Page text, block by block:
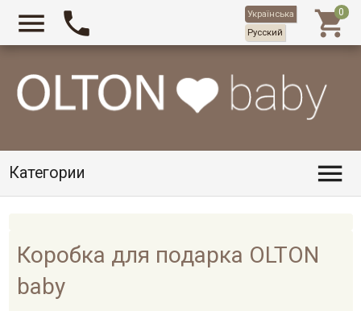
Категории 
  
Коробка для подарка OLTON
baby
Українська
Русский